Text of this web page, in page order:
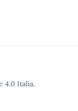
4.0 Italia.